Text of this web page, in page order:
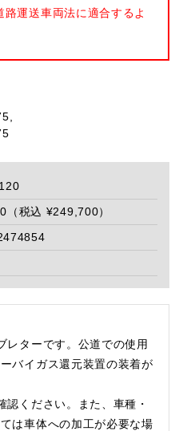
運送車両法に適合するよ
（税込 ¥249,700）
レターです。公道での使用
バイガス還元装置の装着が
ください。また、車種・
は車体への加工が必要な場